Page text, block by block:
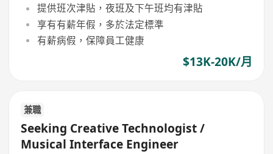
提供班次津貼，夜班及下午班均有津貼
享有有薪年假，多於法定標準
有薪病假，保障員工健康
$13K-20K/月
兼職
Seeking Creative Technologist /
Musical Interface Engineer